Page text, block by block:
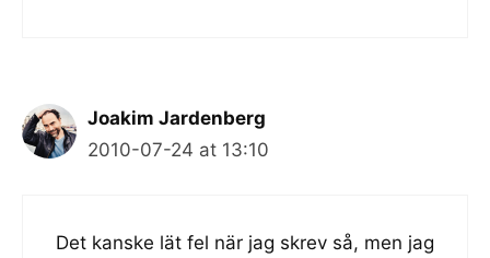
Joakim Jardenberg
2010-07-24 at 13:10
Det kanske lät fel när jag skrev så, men jag